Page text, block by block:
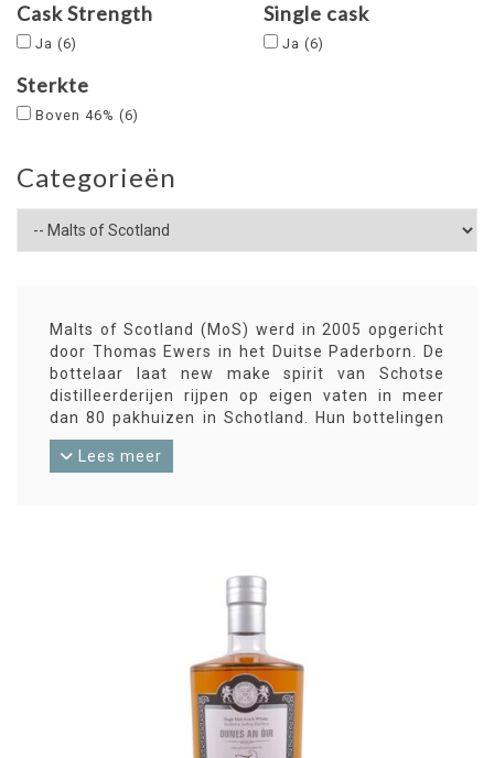
Cask Strength
Ja (6)
Single cask
Ja (6)
Sterkte
Boven 46% (6)
Categorieën
Malts of Scotland (MoS) werd in 2005 opgericht
door Thomas Ewers in het Duitse Paderborn. De
bottelaar laat new make spirit van Schotse
distilleerderijen rijpen op eigen vaten in meer
dan 80 pakhuizen in Schotland. Hun bottelingen
gooien hoge ogen.
Lees meer